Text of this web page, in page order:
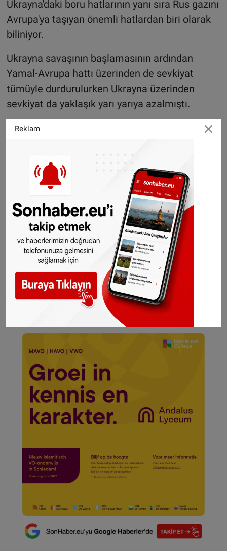
Ukrayna'daki boru hatlarının yanı sıra Rus gazını
Avrupa'ya taşıyan önemli hatlardan biri olarak
biliniyor.
Ukrayna savaşının başlamasının ardından
Yamal-Avrupa hattı üzerinden de sevkiyat
tümüyle durdurulurken Ukrayna üzerinden
sevkiyat da yaklaşık yarı yarıya azalmıştı.
Rus yetkililer, Avrupa'ya yönelik doğal gaz
sevkiyatındaki sorunların yaptırımlar nedeniyle
yaşandığını öne sürerken, Avrupalı yetkililer,
Rusya'nın enerji kaynaklarını bir silah olarak
Sitemizde yayımlanan haberlerin her türlü
hakkı SONHABER.eu’ya aittir. Haberin linki
kaynak olarak gösterilmeden alınan haberler
için hukuki işlem başlatılacaktır.
WhatsApp’ta ücretsiz bültenimize abone olun,
Hollanda ve diğer Avrupa ülkeleri gündeminden
seçtiğimiz haberler her gün telefonunuza
Abone olmak için tıklayın
Reklam